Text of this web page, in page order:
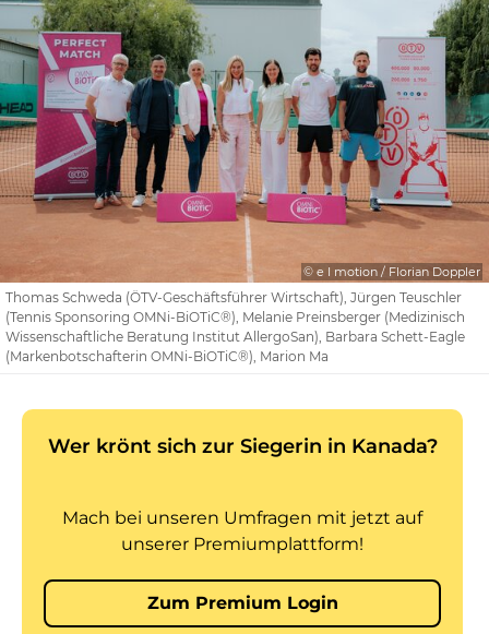
© e I motion / Florian Doppler
Thomas Schweda (ÖTV-Geschäftsführer Wirtschaft), Jürgen Teuschler
(Tennis Sponsoring OMNi-BiOTiC®), Melanie Preinsberger (Medizinisch
Wissenschaftliche Beratung Institut AllergoSan), Barbara Schett-Eagle
(Markenbotschafterin OMNi-BiOTiC®), Marion Ma